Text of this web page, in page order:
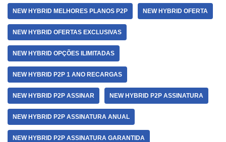
NEW HYBRID MELHORES PLANOS P2P NEW HYBRID OFERTA
NEW HYBRID OFERTAS EXCLUSIVAS
NEW HYBRID OPÇÕES ILIMITADAS
NEW HYBRID P2P 1 ANO RECARGAS
NEW HYBRID P2P ASSINAR NEW HYBRID P2P ASSINATURA
NEW HYBRID P2P ASSINATURA ANUAL
NEW HYBRID P2P ASSINATURA GARANTIDA